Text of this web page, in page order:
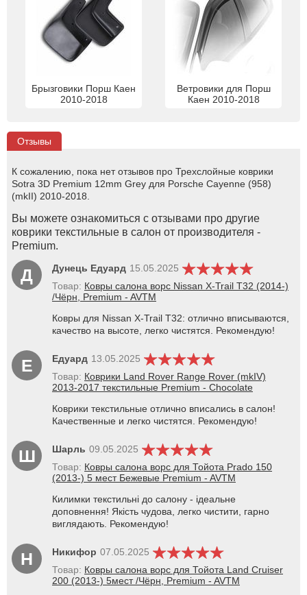
Брызговики Порш Каен
2010-2018
Ветровики для Порш
Каен 2010-2018
Отзывы
К сожалению, пока нет отзывов про Трехслойные коврики
Sotra 3D Premium 12mm Grey для Porsche Cayenne (958)
(mkII) 2010-2018.
Вы можете ознакомиться с отзывами про другие
коврики текстильные в салон от производителя -
Premium.
Д Дунець Едуард 15.05.2025
Товар: Ковры салона ворс Nissan X-Trail T32 (2014-)
/Чёрн, Premium - AVTM
Ковры для Nissan X-Trail T32: отлично вписываются,
качество на высоте, легко чистятся. Рекомендую!
Е Едуард 13.05.2025
Товар: Коврики Land Rover Range Rover (mkIV)
2013-2017 текстильные Premium - Chocolate
Коврики текстильные отлично вписались в салон!
Качественные и легко чистятся. Рекомендую!
Ш Шарль 09.05.2025
Товар: Ковры салона ворс для Тойота Prado 150
(2013-) 5 мест Бежевые Premium - AVTM
Килимки текстильні до салону - ідеальне
доповнення! Якість чудова, легко чистити, гарно
виглядають. Рекомендую!
Н Никифор 07.05.2025
Товар: Ковры салона ворс для Тойота Land Cruiser
200 (2013-) 5мест /Чёрн, Premium - AVTM